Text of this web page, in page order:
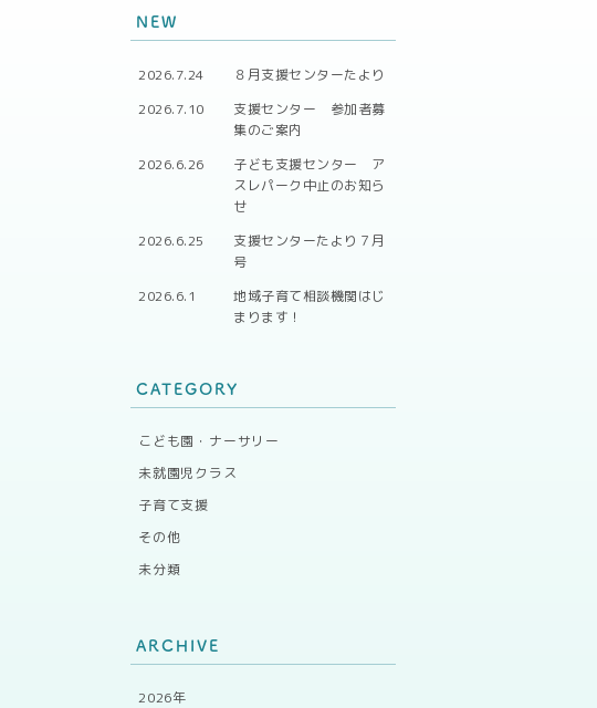
NEW
2026.7.24
８月支援センターたより
2026.7.10
支援センター 参加者募
集のご案内
2026.6.26
子ども支援センター ア
スレパーク中止のお知ら
せ
2026.6.25
支援センターたより７月
号
2026.6.1
地域子育て相談機関はじ
まります！
CATEGORY
こども園・ナーサリー
未就園児クラス
子育て支援
その他
未分類
ARCHIVE
2026年